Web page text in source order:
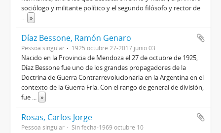
sociólogo y militante político y el segundo filósofo y rector de
... »
Díaz Bessone, Ramón Genaro
Pessoa singular 1925 octubre 27-2017 junio 03
Nacido en la Provincia de Mendoza el 27 de octubre de 1925,
Díaz Bessone fue uno de los grandes propagadores de la
Doctrina de Guerra Contrarrevolucionaria en la Argentina en el
contexto de la Guerra Fría. Con el rango de general de división,
fue ... »
Rosas, Carlos Jorge
Pessoa singular Sin fecha-1969 octubre 10